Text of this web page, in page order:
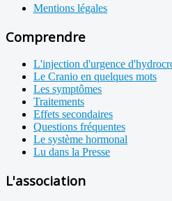
Mentions légales
Comprendre
L'injection d'urgence
Le Cranio en quelques mots
Les symptômes
Traitements
Effets secondaires
Questions fréquentes
Le système hormonal
Lu dans la Presse
L'association